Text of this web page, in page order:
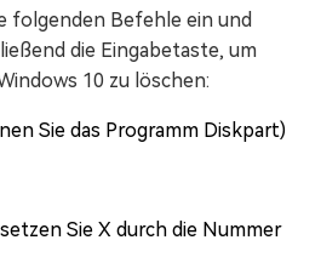
folgenden Befehle ein und
die Eingabetaste, um
10 zu löschen:
Sie das Programm Diskpart)
Sie X durch die Nummer